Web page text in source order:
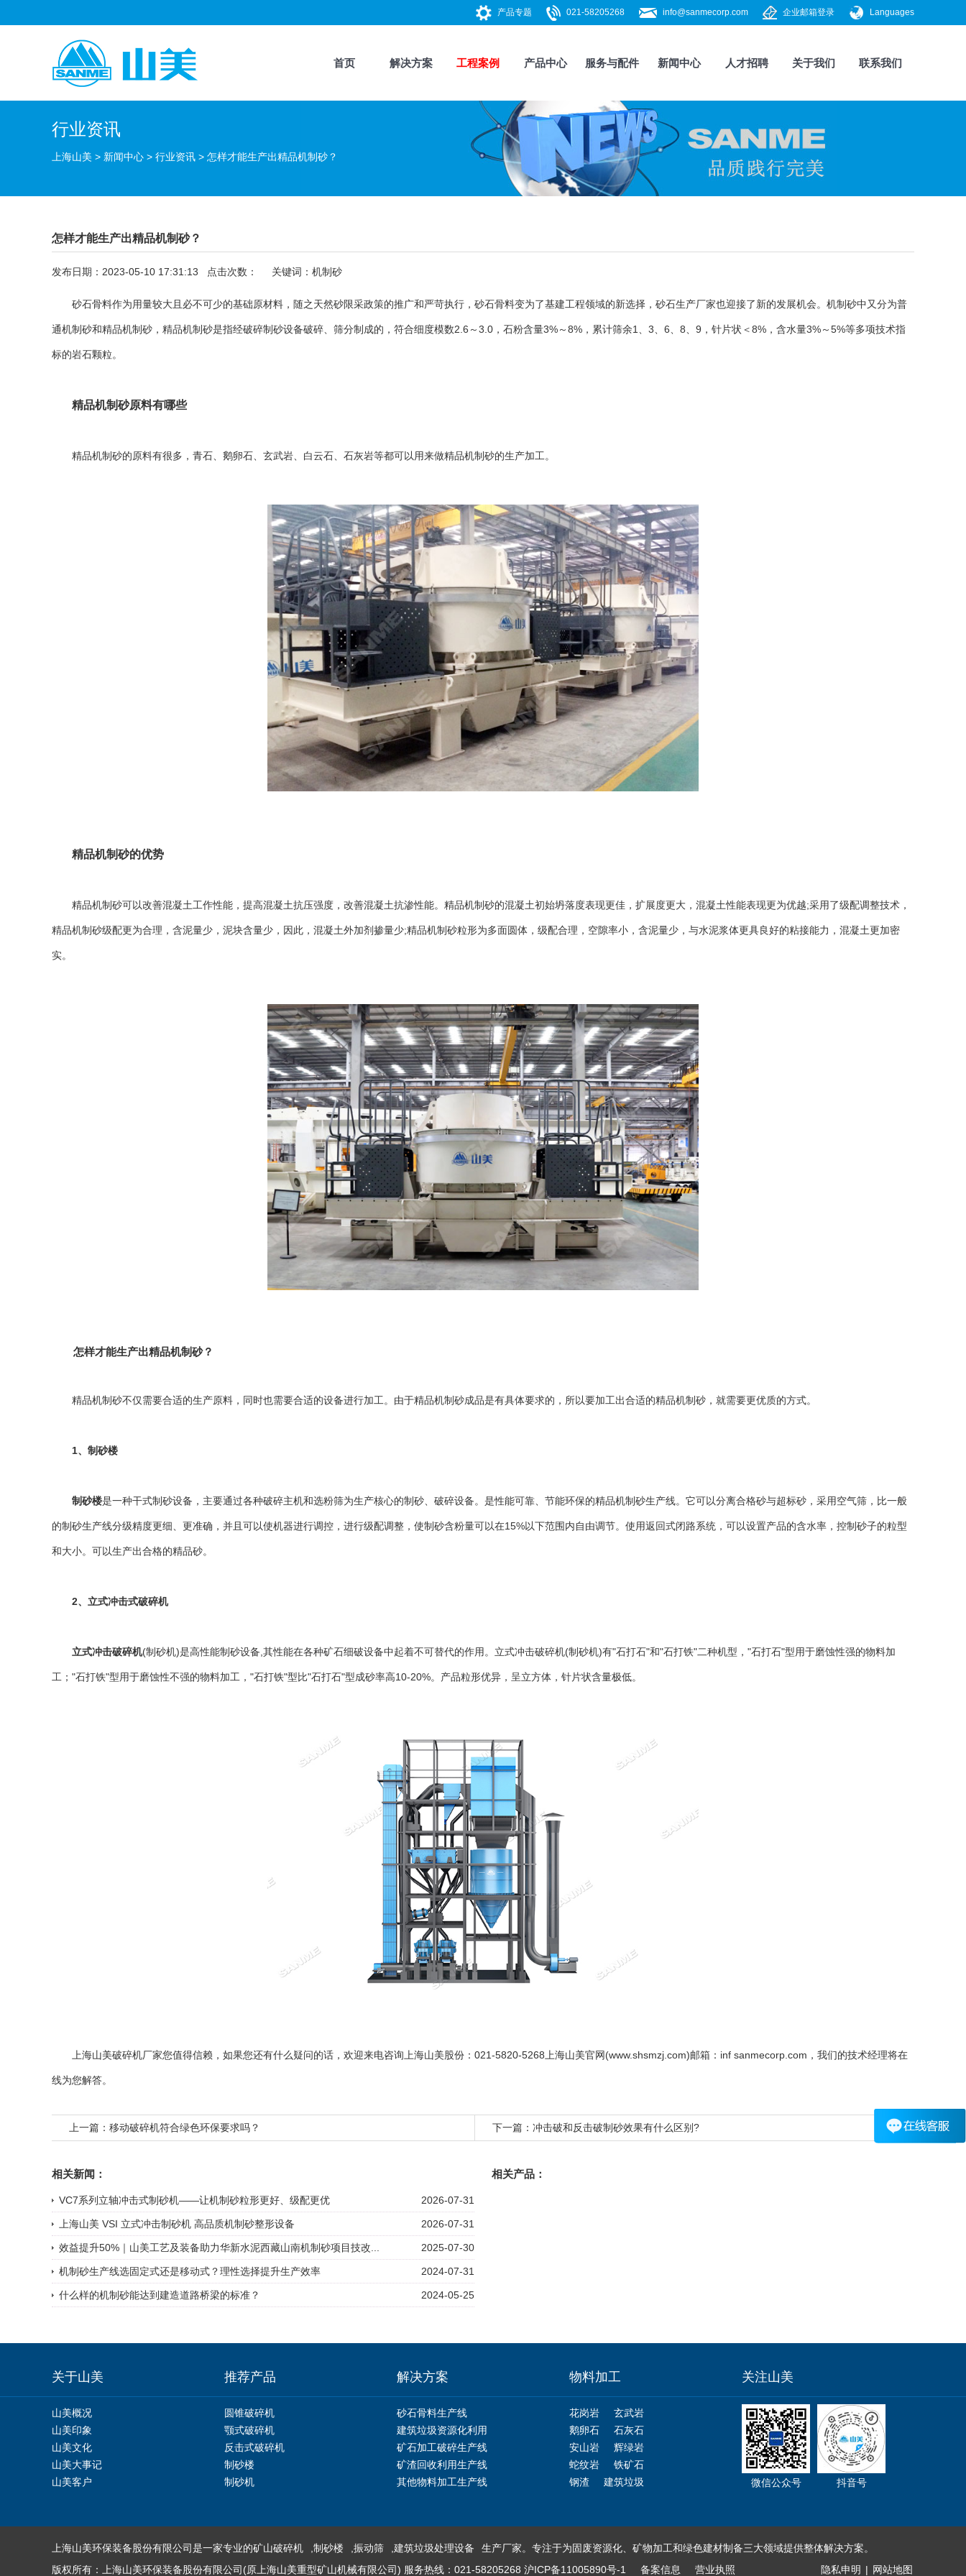
Languages
企业邮箱登录
info@sanmecorp.com
021-58205268
产品专题
首页 解决方案 工程案例 产品中心 服务与配件 新闻中心 人才招聘 关于我们 联系我们
行业资讯
上海山美 > 新闻中心 > 行业资讯 > 怎样才能生产出精品机制砂？
怎样才能生产出精品机制砂？
发布日期：2023-05-10 17:31:13 点击次数： 关键词：机制砂
砂石骨料作为用量较大且必不可少的基础原材料，随之天然砂限采政策的推广和严苛执行，砂石骨料变为了基建工程领域的新选择，砂石生产厂家也迎接了新的发展机会。机制砂中又分为普
通机制砂和精品机制砂，精品机制砂是指经破碎制砂设备破碎、筛分制成的，符合细度模数2.6～3.0，石粉含量3%～8%，累计筛余1、3、6、8、9，针片状＜8%，含水量3%～5%等多项技术指
标的岩石颗粒。
精品机制砂原料有哪些
精品机制砂的原料有很多，青石、鹅卵石、 玄武岩、白云石、石灰岩等都可以用来做精品机制砂的生产加工。
精品机制砂的优势
精品机制砂可以改善混凝土工作性能，提高混凝土抗压强度，改善混凝土抗渗性能。精品机制砂的混凝土初始坍落度表现更佳，扩展度更大，混凝土性能表现更为优越;采用了级配调整技术，
精品机制砂级配更为合理，含泥量少，泥块含量少，因此，混凝土外加剂掺量少;精品机制砂粒形为多面圆体，级配合理，空隙率小，含泥量少，与水泥浆体更具良好的粘接能力，混凝土更加密
实。
怎样才能生产出精品机制砂？
精品机制砂不仅需要合适的生产原料，同时也需要合适的设备进行加工。由于精品机制砂成品是有具体要求的，所以要加工出合适的精品机制砂，就需要更优质的方式。
1、 制砂楼
制砂楼是一种干式制砂设备，主要通过各种破碎主机和选粉筛为生产核心的制砂、 破碎设备。是性能可靠、节能环保的精品机制砂生产线。它可以分离合格砂与超标砂，采用空气筛，比一般
的制砂生产线分级精度更细、更准确，并且可以使机器进行调控，进行级配调整，使制砂含粉量可以在15%以下范围内自由调节。使用返回式闭路系统，可以设置产品的含水率，控制砂子的粒型
和大小。可以生产出合格的精品砂。
2、 立式冲击式破碎机
立式冲击破碎机(制砂机)是高性能制砂设备,其性能在各种矿石细破设备中起着不可替代的作用。 立式冲击破碎机(制砂机)有"石打石"和"石打铁"二种机型，"石打石"型用于磨蚀性强的物料加
工；"石打铁"型用于磨蚀性不强的物料加工，"石打铁"型比"石打石"型成砂率高10-20%。产品粒形优异，呈立方体，针片状含量极低。
上海山美破碎机厂家您值得信赖，如果您还有什么疑问的话，欢迎来电咨询 上海山美股份 ：021-5820-5268上海山美官网(www.shsmzj.com)邮箱：inf sanmecorp.com，我们的技术经理将在
线为您解答。
上一篇： 移动破碎机符合绿色环保要求吗？ 下一篇： 冲击破和反击破制砂效果有什么区别?
相关新闻：
VC7系列立轴冲击式制砂机——让机制砂粒形更好、级配更优 2026-07-31
上海山美 VSI 立式冲击制砂机 高品质机制砂整形设备 2026-07-31
效益提升50%｜山美工艺及装备助力华新水泥西藏山南机制砂项目技改... 2025-07-30
机制砂生产线选固定式还是移动式？理性选择提升生产效率 2024-07-31
什么样的机制砂能达到建造道路桥梁的标准？ 2024-05-25
相关产品：
关于山美 推荐产品 解决方案 物料加工 关注山美
山美概况
山美印象
山美文化
山美大事记
山美客户
圆锥破碎机
颚式破碎机
反击式破碎机
制砂楼
制砂机
砂石骨料生产线
建筑垃圾资源化利用
矿石加工破碎生产线
矿渣回收利用生产线
其他物料加工生产线
花岗岩
玄武岩
鹅卵石
石灰石
安山岩
辉绿岩
蛇纹岩
铁矿石
钢渣
建筑垃圾 微信公众号 抖音号
上海山美环保装备股份有限公司是一家专业的矿山破碎机 制砂楼 振动筛 建筑垃圾处理设备
生产厂家。专注于为固废资源化、矿物加工和绿色建材制备三大领域提供整体解决方案。
隐私申明 | 网站地图
版权所有：上海山美环保装备股份有限公司(原上海山美重型矿山机械有限公司) 服务热线：021-58205268 沪ICP备11005890号-1 备案信息 营业执照